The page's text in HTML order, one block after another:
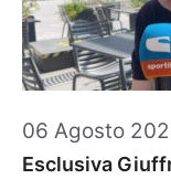
06 Agosto
Esclusiva